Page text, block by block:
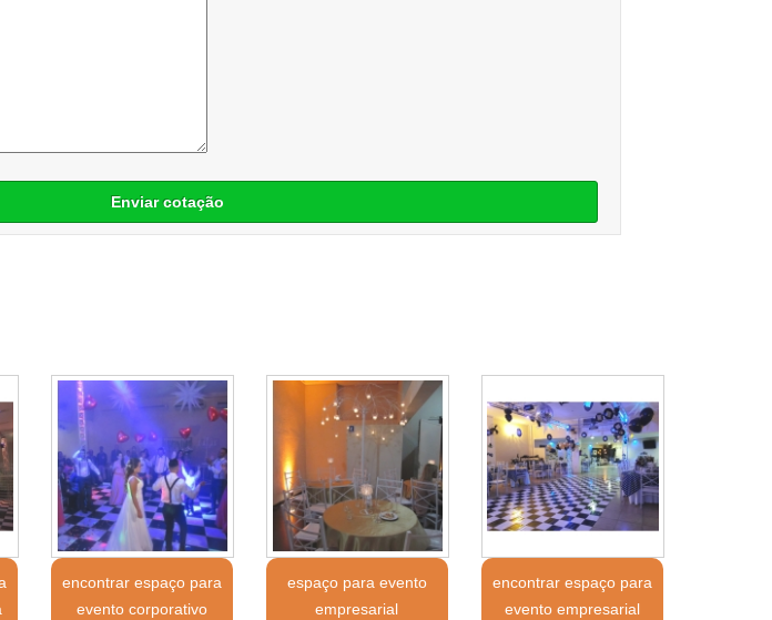
Enviar cotação
encontrar espaço para
evento corporativo
espaço para evento
empresarial
encontrar espaço para
evento empresarial